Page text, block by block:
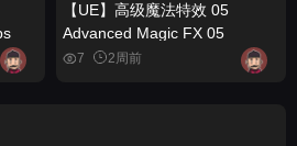
【UE】高级魔法特效 05
Advanced Magic FX 05
7 2周前